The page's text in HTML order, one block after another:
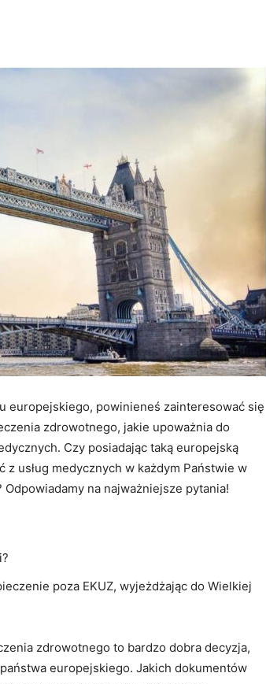
europejskiego, powinieneś zainteresować się
zdrowotnego, jakie upoważnia do
Czy posiadając taką europejską
usług medycznych w każdym Państwie w
na najważniejsze pytania!
poza EKUZ, wyjeżdżając do Wielkiej
zdrowotnego to bardzo dobra decyzja,
europejskiego. Jakich dokumentów